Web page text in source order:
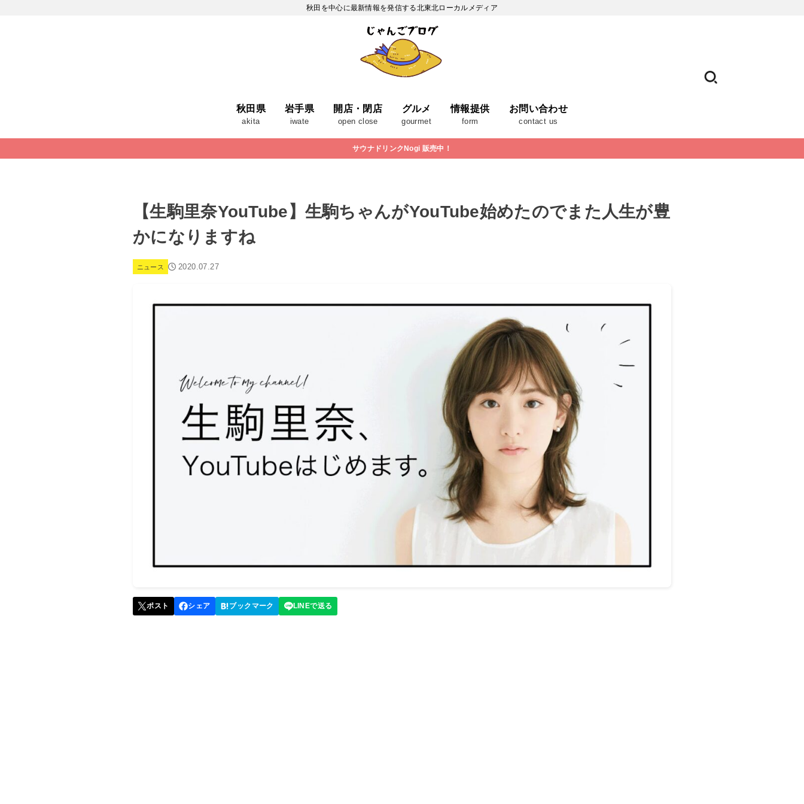
秋田を中心に最新情報を発信する北東北ローカルメディア
秋田県
akita
岩手県
iwate
開店・閉店
open close
グルメ
gourmet
情報提供
form
お問い合わせ
contact us
サウナドリンクNogi 販売中！
【生駒里奈YouTube】生駒ちゃんがYouTube始めたのでまた人生が豊
かになりますね
ニュース 2020.07.27